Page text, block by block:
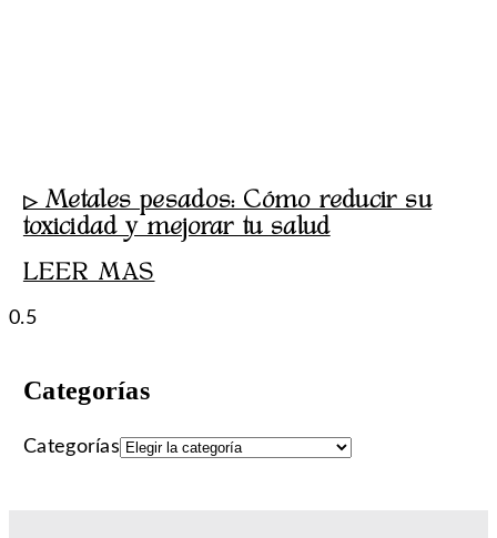
▷ Metales pesados: Cómo reducir su
toxicidad y mejorar tu salud
LEER MAS
Categorías
Categorías